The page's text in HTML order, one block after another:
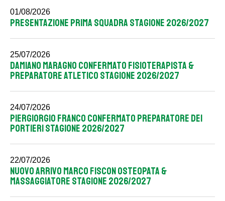
01/08/2026
PRESENTAZIONE PRIMA SQUADRA STAGIONE 2026/2027
25/07/2026
DAMIANO MARAGNO CONFERMATO FISIOTERAPISTA &
PREPARATORE ATLETICO STAGIONE 2026/2027
24/07/2026
PIERGIORGIO FRANCO CONFERMATO PREPARATORE DEI
PORTIERI STAGIONE 2026/2027
22/07/2026
NUOVO ARRIVO MARCO FISCON OSTEOPATA &
MASSAGGIATORE STAGIONE 2026/2027